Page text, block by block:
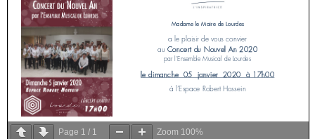
Page 1 / 1 Zoom 100%